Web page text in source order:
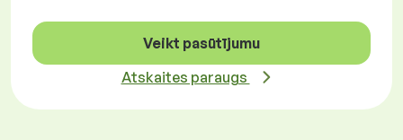
Veikt pasūtījumu
Atskaites paraugs